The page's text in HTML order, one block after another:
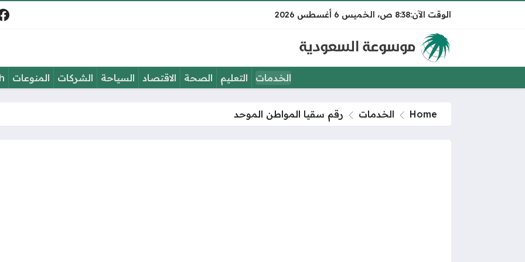
8:38 ص الخميس 6 أغسطس 2026
الخدمات التعليم الصحة الاقتصاد السياحة الشركات المنوعات
Home الخدمات رقم سقيا المواطن الموحد